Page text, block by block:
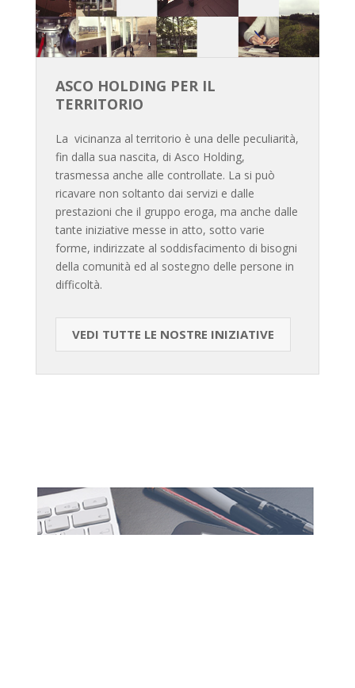
ASCO HOLDING PER IL
TERRITORIO
La vicinanza al territorio è una delle peculiarità,
fin dalla sua nascita, di Asco Holding,
trasmessa anche alle controllate. La si può
ricavare non soltanto dai servizi e dalle
prestazioni che il gruppo eroga, ma anche dalle
tante iniziative messe in atto, sotto varie
forme, indirizzate al soddisfacimento di bisogni
della comunità ed al sostegno delle persone in
difficoltà.
VEDI TUTTE LE NOSTRE INIZIATIVE